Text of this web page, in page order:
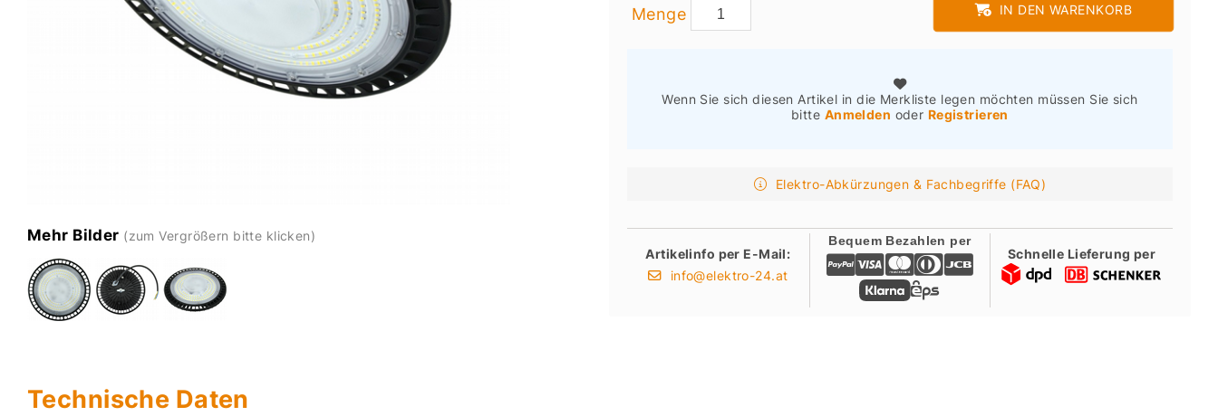
Mehr Bilder (zum Vergrößern bitte klicken)
Menge IN DEN WARENKORB
Wenn Sie sich diesen Artikel in die Merkliste legen möchten müssen Sie sich
bitte Anmelden oder Registrieren
Elektro-Abkürzungen & Fachbegriffe (FAQ)
Artikelinfo per E-Mail:
info@elektro-24.at
Bequem Bezahlen per
Schnelle Lieferung per
Technische Daten